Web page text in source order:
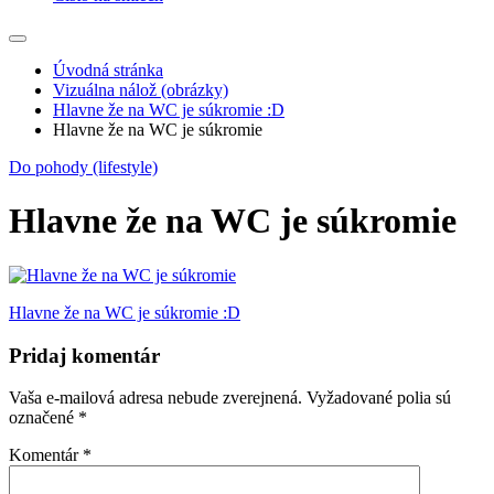
Úvodná stránka
Vizuálna nálož (obrázky)
Hlavne že na WC je súkromie :D
Hlavne že na WC je súkromie
Do pohody (lifestyle)
Hlavne že na WC je súkromie
Navigácia
v
článku
Hlavne že na WC je súkromie :D
Pridaj komentár
Vaša e-mailová adresa nebude zverejnená. Vyžadované polia sú
označené *
Komentár *